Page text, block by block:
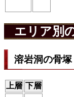
エリア別
溶岩洞の骨塚
上層 下層